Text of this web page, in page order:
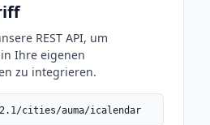
REST API, um
Ihre eigenen
zu integrieren.
cities/auma/icalendar